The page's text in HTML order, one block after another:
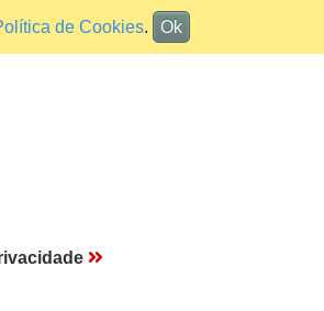
de Cookies. Ok